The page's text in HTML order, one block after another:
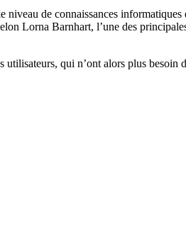
de connaissances
Lorna Barnhart, l’une des
qui n’ont alors plus besoin